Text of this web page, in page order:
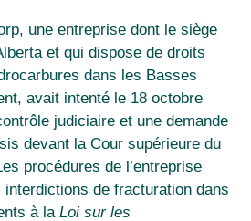
une entreprise dont le siège
et qui dispose de droits
dans les Basses
avait intenté le 18 octobre
judiciaire et une demande
devant la Cour supérieure du
procédures de l’entreprise
de fracturation dans
à la Loi sur les